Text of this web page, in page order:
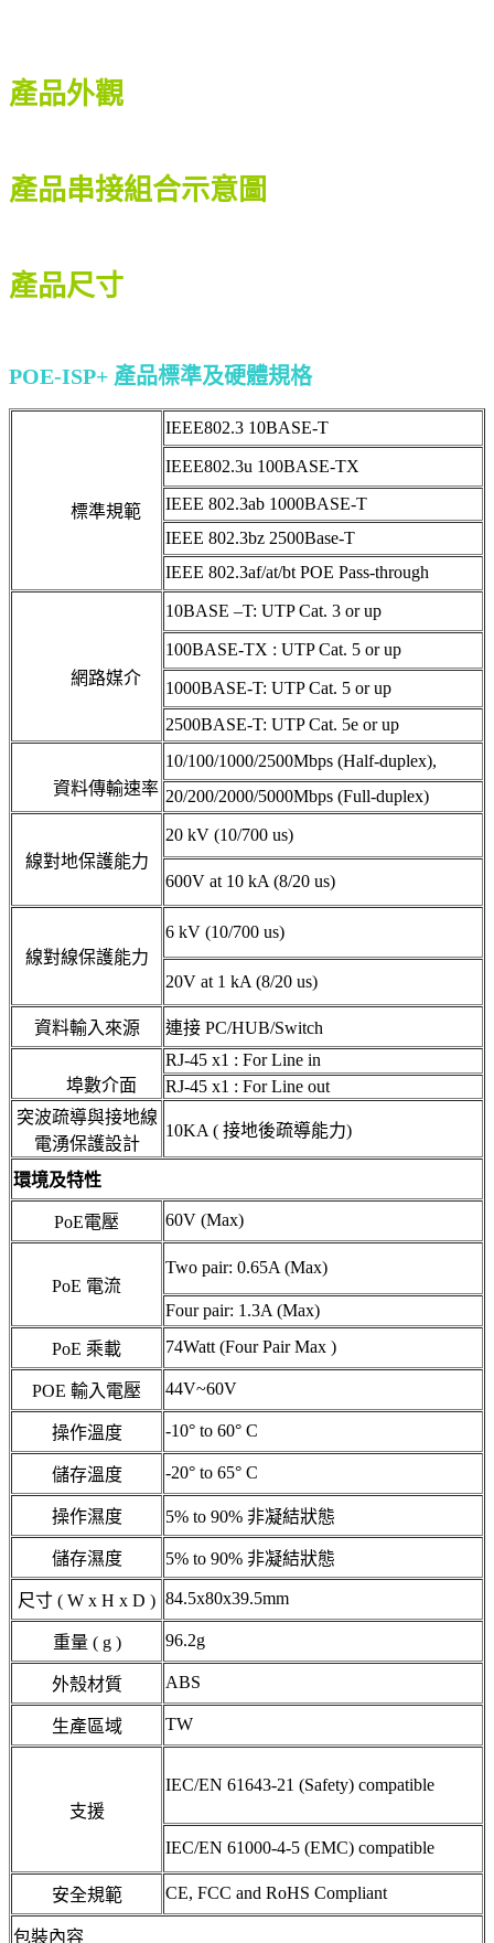
產品外觀
產品串接組合示意圖
產品尺寸
POE-ISP+ 產品標準及硬體規格
標準規範
IEEE802.3 10BASE-T
IEEE802.3u 100BASE-TX
IEEE 802.3ab 1000BASE-T
IEEE 802.3bz 2500Base-T
IEEE 802.3af/at/bt POE Pass-through
網路媒介
10BASE –T: UTP Cat. 3 or up
100BASE-TX : UTP Cat. 5 or up
1000BASE-T: UTP Cat. 5 or up
2500BASE-T: UTP Cat. 5e or up
資料傳輸速率
10/100/1000/2500Mbps (Half-duplex),
20/200/2000/5000Mbps (Full-duplex)
線對地保護能力
20 kV (10/700 us)
600V at 10 kA (8/20 us)
線對線保護能力
6 kV (10/700 us)
20V at 1 kA (8/20 us)
資料輸入來源 連接 PC/HUB/Switch
埠數介面
RJ-45 x1 : For Line in
RJ-45 x1 : For Line out
突波疏導與接地線
電湧保護設計
10KA ( 接地後疏導能力)
環境及特性
PoE電壓 60V (Max)
PoE 電流
Two pair: 0.65A (Max)
Four pair: 1.3A (Max)
PoE 乘載 74Watt (Four Pair Max )
POE 輸入電壓 44V~60V
操作溫度 -10° to 60° C
儲存溫度 -20° to 65° C
操作濕度 5% to 90% 非凝結狀態
儲存濕度 5% to 90% 非凝結狀態
尺寸 ( W x H x D ) 84.5x80x39.5mm
重量 ( g ) 96.2g
外殼材質 ABS
生產區域 TW
支援
IEC/EN 61643-21 (Safety) compatible
IEC/EN 61000-4-5 (EMC) compatible
安全規範 CE, FCC and RoHS Compliant
包裝內容